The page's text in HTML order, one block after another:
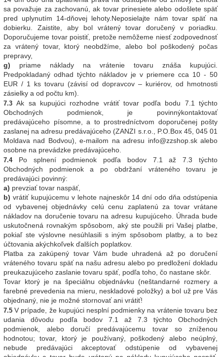
sa považuje za zachovanú, ak tovar prinesiete alebo odošlete späť
pred uplynutím 14-dňovej lehoty.Neposielajte nám tovar späť na
dobierku. Zaistite, aby bol vrátený tovar doručený v poriadku.
Doporučujeme tovar poistiť, pretože nemôžeme niesť zodpovednosť
za vrátený tovar, ktorý neobdžíme, alebo bol poškodený počas
prepravy,
g) priame náklady na vrátenie tovaru znáša kupujúci.
Predpokladaný odhad týchto nákladov je v priemere cca 10 - 50
EUR / 1 ks tovaru (závisí od dopravcov – kuriérov, od hmotnosti
zásielky a od počtu km).
7.3 Ak sa kupujúci rozhodne vrátiť tovar podľa bodu 7.1 týchto
Obchodných podmienok, je povinnýkontaktovať
predávajúceho písomne, a to prostredníctvom doporučenej pošty
zaslanej na adresu predávajúceho (ZANZI s.r.o., P.O.Box 45, 045 01
Moldava nad Bodvou), e-mailom na adresu info@zzshop.sk alebo
osobne na prevádzke predávajúceho.
7.4
Po splnení podmienok podľa bodov 7.1 až 7.3 týchto
Obchodných podmienok a po obdržaní vráteného tovaru je
predávajúci povinný:
a) prevziať tovar naspäť,
b) vrátiť kupujúcemu v lehote najneskôr 14 dní odo dňa odstúpenia
od vybavenej objednávky celú cenu zaplatenú za tovar vrátane
nákladov na doručenie tovaru na adresu kupujúceho. Úhrada bude
uskutočnená rovnakým spôsobom, aký ste použili pri Vašej platbe,
pokiaľ ste výslovne nesúhlasili s iným spôsobom platby, a to bez
účtovania akýchkoľvek ďalších poplatkov.
Platba za zakúpený tovar Vám bude uhradená až po doručení
vráteného tovaru späť na našu adresu alebo po predložení dokladu
preukazujúceho zaslanie tovaru späť, podľa toho, čo nastane skôr.
Tovar ktorý je na špeciálnu objednávku (neštandarné rozmery a
farebné prevedenia na mieru, neskladové položky) a bol už pre Vás
objednaný, nie je možné stornovať ani vrátiť!
7.5 V prípade, že kupujúci nesplní podmienky na vrátenie tovaru bez
udania dôvodu podľa bodov 7.1 až 7.3 týchto Obchodných
podmienok, alebo doručí predávajúcemu tovar so zníženou
hodnotou; tovar, ktorý je používaný, poškodený alebo neúplný,
nebude predávajúci akceptovať odstúpenie od vybavenej